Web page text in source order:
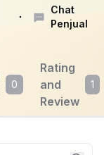
Chat
Penjual
0
Rating
and
Review
1